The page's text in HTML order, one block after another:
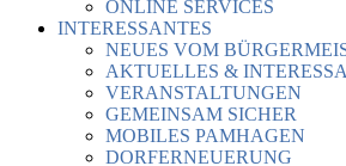
ONLINE SERVICES
INTERESSANTES
NEUES VOM
AKTUELLES &
VERANSTALTUNGEN
GEMEINSAM SICHER
MOBILES PAMHAGEN
DORFERNEUERUNG